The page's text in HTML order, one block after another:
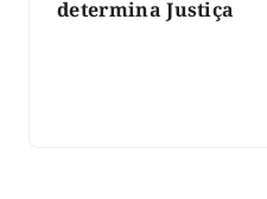
determina Justiça